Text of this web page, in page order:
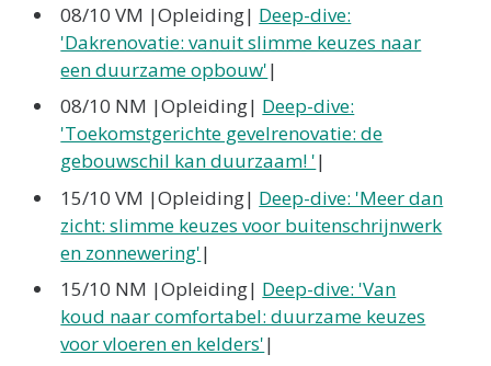
08/10 VM |Opleiding| Deep-dive:
'Dakrenovatie: vanuit slimme keuzes naar
een duurzame opbouw'|
08/10 NM |Opleiding| Deep-dive:
'Toekomstgerichte gevelrenovatie: de
gebouwschil kan duurzaam! '|
15/10 VM |Opleiding| Deep-dive: 'Meer dan
zicht: slimme keuzes voor buitenschrijnwerk
en zonnewering'|
15/10 NM |Opleiding| Deep-dive: 'Van
koud naar comfortabel: duurzame keuzes
voor vloeren en kelders'|